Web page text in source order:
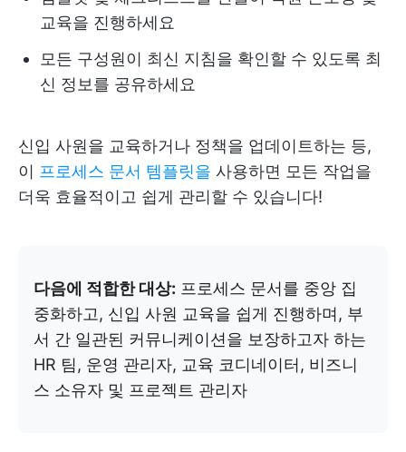
교육을 진행하세요
모든 구성원이 최신 지침을 확인할 수 있도록 최
신 정보를 공유하세요
신입 사원을 교육하거나 정책을 업데이트하는 등,
이 프로세스 문서 템플릿을 사용하면 모든 작업을
더욱 효율적이고 쉽게 관리할 수 있습니다!
다음에 적합한 대상: 프로세스 문서를 중앙 집
중화하고, 신입 사원 교육을 쉽게 진행하며, 부
서 간 일관된 커뮤니케이션을 보장하고자 하는
HR 팀, 운영 관리자, 교육 코디네이터, 비즈니
스 소유자 및 프로젝트 관리자